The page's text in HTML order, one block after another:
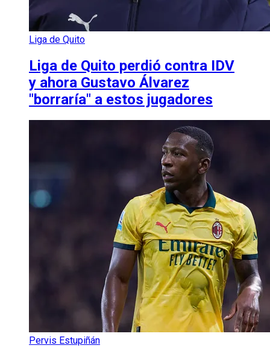
Liga de Quito
Liga de Quito perdió contra IDV
y ahora Gustavo Álvarez
"borraría" a estos jugadores
Pervis Estupiñán